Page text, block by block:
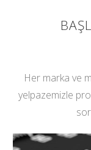
Her marka ve
yelpazemizle